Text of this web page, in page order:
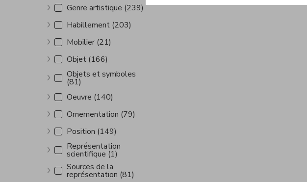
Afficher plus
Genre artistique (239)
Afficher plus
Habillement (203)
Afficher plus
Mobilier (21)
Afficher plus
Objet (166)
Afficher plus
Objets et symboles
(81)
Afficher plus
Oeuvre (140)
Afficher plus
Ornementation (79)
Afficher plus
Position (149)
Afficher plus
Représentation
scientifique (1)
Afficher plus
Sources de la
représentation (81)